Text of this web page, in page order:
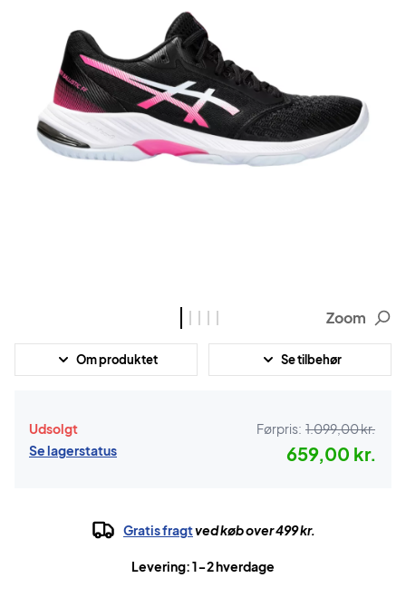
Zoom
Om produktet Se tilbehør
Udsolgt
Se lagerstatus
Førpris: 1.099,00 kr.
659,00 kr.
Gratis fragtved køb over 499 kr.
Levering: 1-2 hverdage